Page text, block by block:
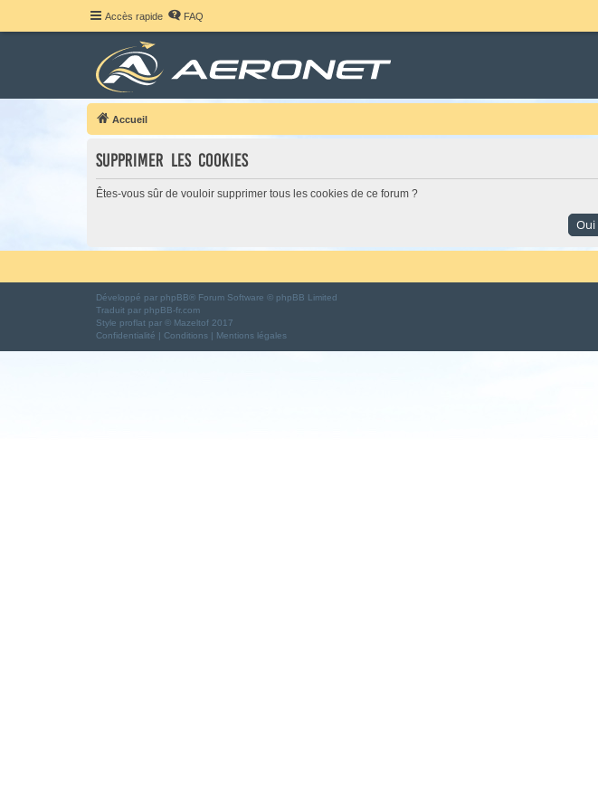
Accès rapide FAQ
Accueil
Supprimer les cookies
Êtes-vous sûr de vouloir supprimer tous les cookies de ce forum ?
Développé par phpBB® Forum Software © phpBB Limited
Traduit par phpBB-fr.com
Style proflat par © Mazeltof 2017
Confidentialité | Conditions | Mentions légales